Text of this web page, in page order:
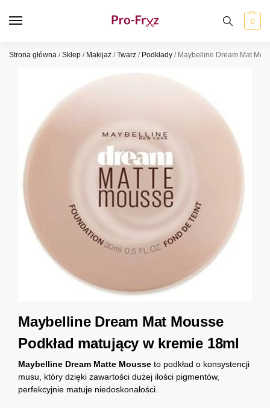
0
Strona główna /Sklep / Makijaż /Twarz / Podkłady / Maybelline Dream Mat
Maybelline Dream Mat Mousse
Podkład matujący w kremie 18ml
Maybelline Dream Matte Mousse to podkład o konsystencji
musu, który dzięki zawartości dużej ilości pigmentów,
perfekcyjnie matuje niedoskonałości.